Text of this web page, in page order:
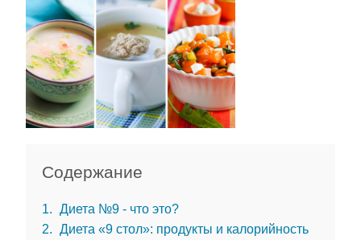
Содержание
1
Диета №9 - что это?
2
Диета «9 стол»: продукты и калорийность